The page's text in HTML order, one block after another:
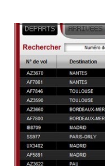
emprunter ce circuit
l’aéroport, pique-
observer les d...